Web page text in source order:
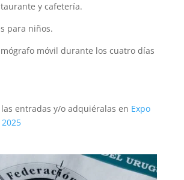
y cafetería.
para niños.
móvil durante los cuatro días
entradas y/o adquiéralas en Expo
2025